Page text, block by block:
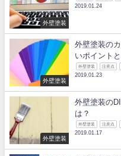
外壁塗装
2019.01.24
外壁塗装
外壁塗装の
いポイント
外壁塗装 注意点
2019.01.23
外壁塗装
外壁塗装の
は？
外壁塗装 注意点
2019.01.17